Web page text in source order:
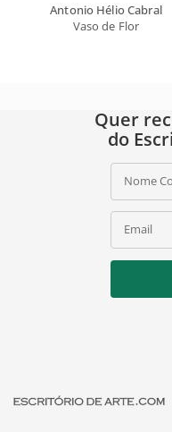
Antonio Hélio Cabral
Vaso de Flor
Quer
do
Nome
Email